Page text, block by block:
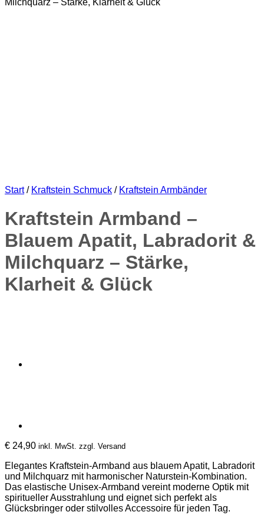
Start / Kraftstein Schmuck / Kraftstein Armbänder
Kraftstein Armband –
Blauem Apatit, Labradorit &
Milchquarz – Stärke,
Klarheit & Glück
€ 24,90 inkl. MwSt. zzgl. Versand
Elegantes Kraftstein-Armband aus blauem Apatit, Labradorit
und Milchquarz mit harmonischer Naturstein-Kombination.
Das elastische Unisex-Armband vereint moderne Optik mit
spiritueller Ausstrahlung und eignet sich perfekt als
Glücksbringer oder stilvolles Accessoire für jeden Tag.